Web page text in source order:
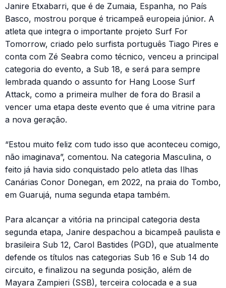
Janire Etxabarri, que é de Zumaia, Espanha, no País
Basco, mostrou porque é tricampeã europeia júnior. A
atleta que integra o importante projeto Surf For
Tomorrow, criado pelo surfista português Tiago Pires e
conta com Zé Seabra como técnico, venceu a principal
categoria do evento, a Sub 18, e será para sempre
lembrada quando o assunto for Hang Loose Surf
Attack, como a primeira mulher de fora do Brasil a
vencer uma etapa deste evento que é uma vitrine para
a nova geração.
“Estou muito feliz com tudo isso que aconteceu comigo,
não imaginava”, comentou. Na categoria Masculina, o
feito já havia sido conquistado pelo atleta das Ilhas
Canárias Conor Donegan, em 2022, na praia do Tombo,
em Guarujá, numa segunda etapa também.
Para alcançar a vitória na principal categoria desta
segunda etapa, Janire despachou a bicampeã paulista e
brasileira Sub 12, Carol Bastides (PGD), que atualmente
defende os títulos nas categorias Sub 16 e Sub 14 do
circuito, e finalizou na segunda posição, além de
Mayara Zampieri (SSB), terceira colocada e a sua